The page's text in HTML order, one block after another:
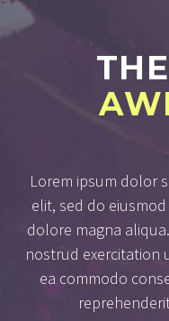
Lorem ipsum dolor
elit, sed do
dolore magna
nostrud exercitation
ea commodo